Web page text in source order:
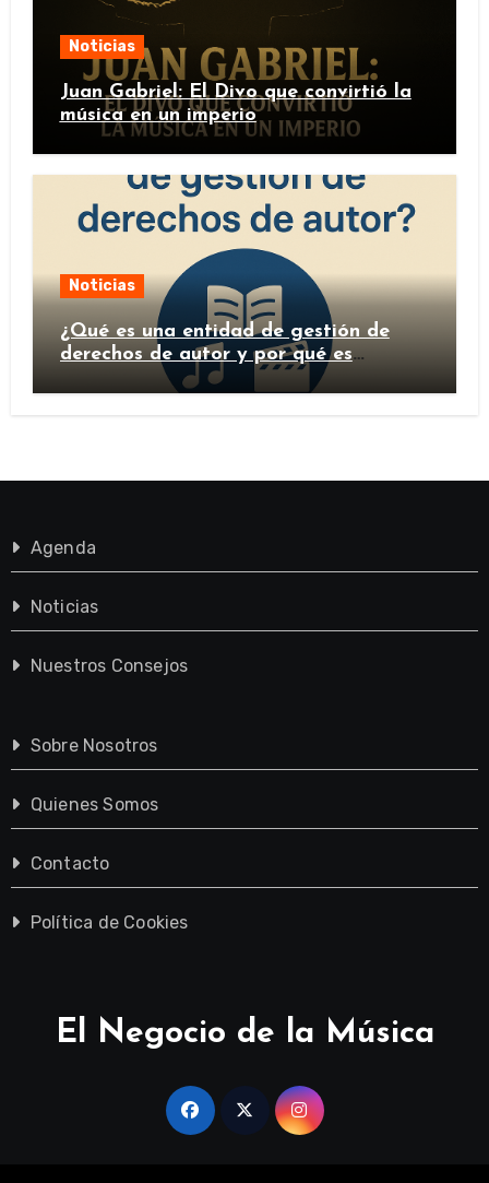
Noticias
Juan Gabriel: El Divo que convirtió la
música en un imperio
Noticias
¿Qué es una entidad de gestión de
derechos de autor y por qué es
importante?
Agenda
Noticias
Nuestros Consejos
Sobre Nosotros
Quienes Somos
Contacto
Política de Cookies
El Negocio de la Música